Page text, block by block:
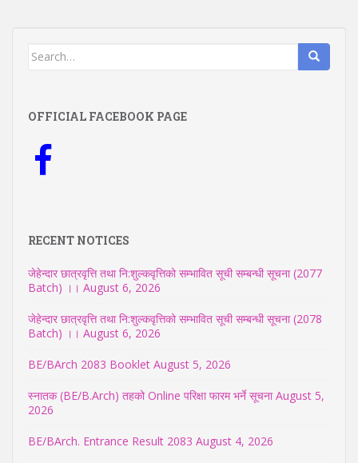
Search
OFFICIAL FACEBOOK PAGE
RECENT NOTICES
जेहेन्दार छात्रवृत्ति तथा नि:शुल्कवृत्तिको सम्भावित सूची सम्बन्धी सूचना (2077
Batch) ।। August 6, 2026
जेहेन्दार छात्रवृत्ति तथा नि:शुल्कवृत्तिको सम्भावित सूची सम्बन्धी सूचना (2078
Batch) ।। August 6, 2026
BE/BArch 2083 Booklet August 5, 2026
स्नातक (BE/B.Arch) तहको Online परिक्षा फारम भर्ने सूचना August 5,
2026
BE/BArch. Entrance Result 2083 August 4, 2026